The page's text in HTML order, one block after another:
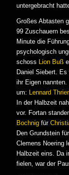
untergebracht
Großes Abtasten
99 Zuschauern
Minute die
psychologisch
schoss Lion Buß
Daniel Siebert.
ihr Eigen nannten.
um: Lennard
In der Halbzeit
vor. Fortan
Bochnigfür
Den Grundstein
Clemens Noering
Halbzeit eins. Da
fielen, war der